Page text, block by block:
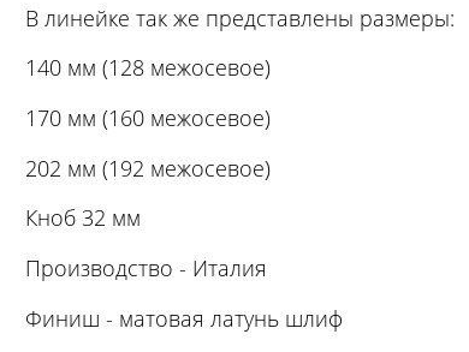
В линейке так же представлены размеры:
140 мм (128 межосевое)
170 мм (160 межосевое)
202 мм (192 межосевое)
Кноб 32 мм
Производство - Италия
Финиш - матовая латунь шлиф